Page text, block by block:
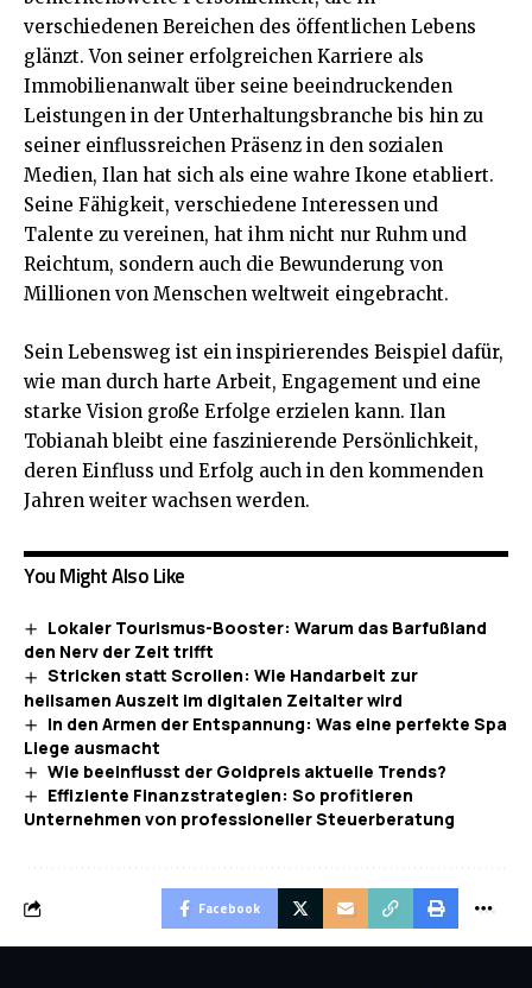
verschiedenen Bereichen des öffentlichen Lebens
glänzt. Von seiner erfolgreichen Karriere als
Immobilienanwalt über seine beeindruckenden
Leistungen in der Unterhaltungsbranche bis hin zu
seiner einflussreichen Präsenz in den sozialen
Medien, Ilan hat sich als eine wahre Ikone etabliert.
Seine Fähigkeit, verschiedene Interessen und
Talente zu vereinen, hat ihm nicht nur Ruhm und
Reichtum, sondern auch die Bewunderung von
Millionen von Menschen weltweit eingebracht.
Sein Lebensweg ist ein inspirierendes Beispiel dafür,
wie man durch harte Arbeit, Engagement und eine
starke Vision große Erfolge erzielen kann. Ilan
Tobianah bleibt eine faszinierende Persönlichkeit,
deren Einfluss und Erfolg auch in den kommenden
Jahren weiter wachsen werden.
You Might Also Like
Lokaler Tourismus-Booster: Warum das Barfußland
den Nerv der Zeit trifft
Stricken statt Scrollen: Wie Handarbeit zur
heilsamen Auszeit im digitalen Zeitalter wird
In den Armen der Entspannung: Was eine perfekte Spa
Liege ausmacht
Wie beeinflusst der Goldpreis aktuelle Trends?
Effiziente Finanzstrategien: So profitieren
Unternehmen von professioneller Steuerberatung
Facebook